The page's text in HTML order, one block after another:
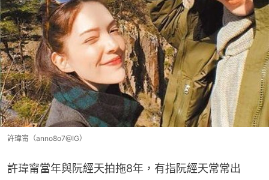
許瑋甯（anno8o7@IG）
許瑋甯當年與阮經天拍拖8年，有指阮經天常常出